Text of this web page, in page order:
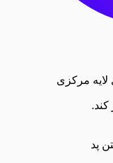
لایه مرکزی
پد